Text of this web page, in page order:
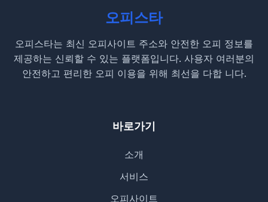
오피스타
오피스타는 최신 오피사이트 주소와 안전한 오피 정보를
제공하는 신뢰할 수 있는 플랫폼입니다. 사용자 여러분의
안전하고 편리한 오피 이용을 위해 최선을 다합 니다.
바로가기
소개
서비스
오피사이트